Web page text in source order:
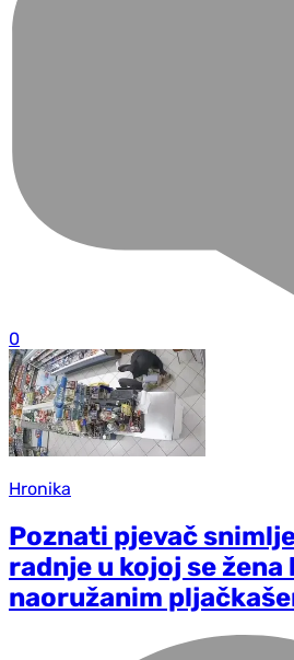
0
Hronika
Poznati pjevač
radnje u kojoj se žena
naoružanim